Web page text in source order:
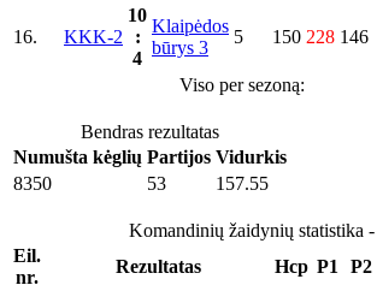
16. KKK-2
10
:
4
Klaipėdos
būrys 3
5 150 228 146
Viso per sezoną:
Bendras rezultatas
Numušta kėglių Partijos Vidurkis
8350
53 157.55
Komandinių žaidynių statistika -
Eil.
nr.
Rezultatas Hcp P1 P2